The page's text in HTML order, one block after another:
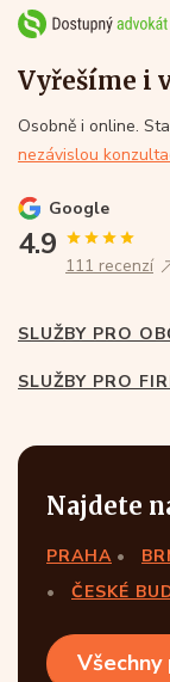
Vyřešíme i
Osobně i online.
nezávislou
Google
4.9
111 recenzí
SLUŽBY PRO
SLUŽBY PRO
Najdete
PRAHA
ČESKÉ
Všechny